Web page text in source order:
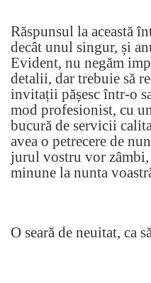
Răspunsul la această
decât unul singur, și
Evident, nu negăm
detalii, dar trebuie să
invitații pășesc într-o
mod profesionist, cu
bucură de servicii
avea o petrecere de
jurul vostru vor zâmbi,
minune la nunta
O seară de neuitat, ca